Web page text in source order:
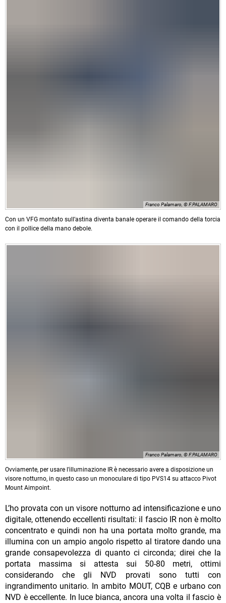
Franco Palamaro, © F.PALAMARO
Con un VFG montato sull’astina diventa banale operare il comando della torcia
con il pollice della mano debole.
Franco Palamaro, © F.PALAMARO
Ovviamente, per usare l’illuminazione IR è necessario avere a disposizione un
visore notturno, in questo caso un monoculare di tipo PVS14 su attacco Pivot
Mount Aimpoint.
L’ho provata con un visore notturno ad intensificazione e uno
digitale, ottenendo eccellenti risultati: il fascio IR non è molto
concentrato e quindi non ha una portata molto grande, ma
illumina con un ampio angolo rispetto al tiratore dando una
grande consapevolezza di quanto ci circonda; direi che la
portata massima si attesta sui 50-80 metri, ottimi
considerando che gli NVD provati sono tutti con
ingrandimento unitario. In ambito MOUT, CQB e urbano con
NVD è eccellente. In luce bianca, ancora una volta il fascio è